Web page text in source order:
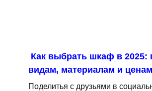
Как выбрать шкаф в 2025:
видам, материалам и ценам
Поделитья с друзьями в